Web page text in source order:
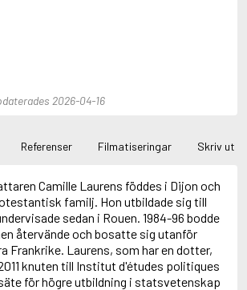
1947)
2026-04-16
Referenser Filmatiseringar Skriv ut
Camille Laurens föddes i Dijon och
familj. Hon utbildade sig till
sedan i Rouen. 1984-96 bodde
återvände och bosatte sig utanför
Frankrike. Laurens, som har en dotter,
knuten till Institut d'études politiques
för högre utbildning i statsvetenskap